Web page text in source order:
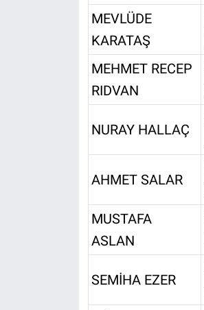
MEVLÜDE
KARATAŞ
MEHMET RECEP
RIDVAN
NURAY HALLAÇ
AHMET SALAR
MUSTAFA
ASLAN
SEMİHA EZER